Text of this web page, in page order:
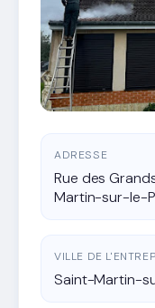
ADRESSE
Rue des
Martin-sur-le-
VILLE DE
Saint-Martin-